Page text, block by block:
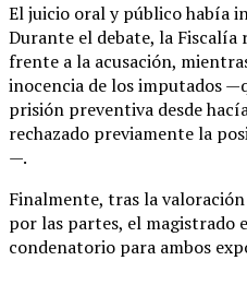
El juicio oral y público había
Durante el debate, la Fiscalía
frente a la acusación,
inocencia de los imputados
prisión preventiva desde
rechazado previamente la
—.
Finalmente, tras la
por las partes, el magistrado
condenatorio para ambos